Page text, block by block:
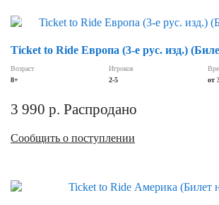
Хит
Ticket to Ride Европа (3-е рус. изд.)
Возраст
8+
Игроков
2-5
от
3 990 р. Распродано
Сообщить о поступлении